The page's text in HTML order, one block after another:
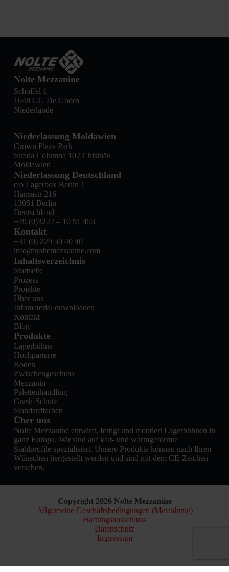
Nolte Mezzanine
Schoffel 1
1648 GG De Goorn
Niederlande
Niederlassung Moldawien
Crown Plaza Park
Strada Columna 102 Chișinău
Moldawien
Inhaltsverzeichnis
Startseite
Prozess
Projekte
Über uns
Infomaterial downloaden
Kontakt
Blog
Produkte
Lagerbühne
Hochparterre
Boden
Zwischengeschoss
Mezzanin
Palettenhandling
Crash-Schutz
Standardfarben
Über uns
Nolte Mezzanine entwirft, fertigt und montiert Lagerbühnen in
ganz Europa. Wir sind auf kalt- und warmgeformte
Stahlprofile spezialisiert. Unsere Produkte können nach Ihren
Wünschen hergestellt werden und sind mit dem CE-Zeichen
versehen.
Niederlassung Deutschland
c/o Lagerbox Berlin 1
Hansastr 216
13051 Berlin
Deutschland
+49 (0)3222 – 10 91 453
Kontakt
+31 (0) 229 30 40 40
info@noltemezzanine.com
Copyright 2026 Nolte Mezzanine
Allgemeine Geschäftsbedingungen (Metaalunie)
Haftungsausschluss
Datenschutz
Impressum